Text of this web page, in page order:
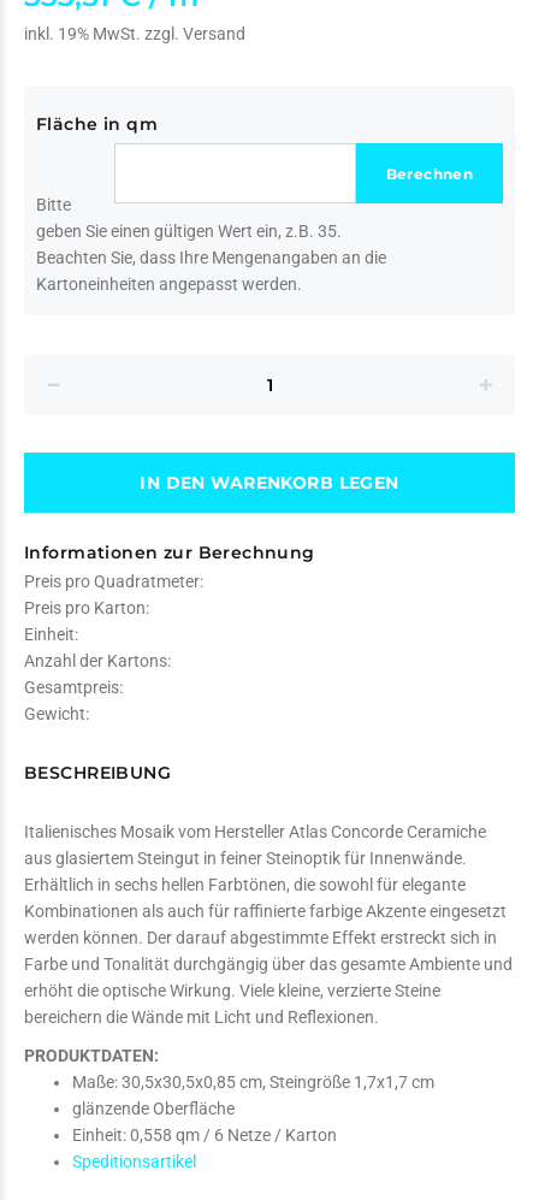
inkl. 19% MwSt. zzgl. Versand
Fläche in qm
Bitte
geben Sie einen gültigen Wert ein, z.B. 35.
Beachten Sie, dass Ihre Mengenangaben an die
Kartoneinheiten angepasst werden.
IN DEN WARENKORB LEGEN
Informationen zur Berechnung
Preis pro Quadratmeter:
Preis pro Karton:
Einheit:
Anzahl der Kartons:
Gesamtpreis:
Gewicht:
BESCHREIBUNG
Italienisches Mosaik vom HerstellerAtlas Concorde Ceramiche
aus glasiertem Steingut in feiner Steinoptik für Innenwände.
Erhältlich in sechs hellen Farbtönen, die sowohl für elegante
Kombinationen als auch für raffinierte farbige Akzente eingesetzt
werden können. Der darauf abgestimmte Effekt erstreckt sich in
Farbe und Tonalität durchgängig über das gesamte Ambiente und
erhöht die optische Wirkung. Viele kleine, verzierte Steine
bereichern die Wände mit Licht und Reflexionen.
PRODUKTDATEN:
Maße: 30,5x30,5x0,85 cm, Steingröße 1,7x1,7 cm
glänzende Oberfläche
Einheit:0,558 qm / 6 Netze / Karton
Speditionsartikel